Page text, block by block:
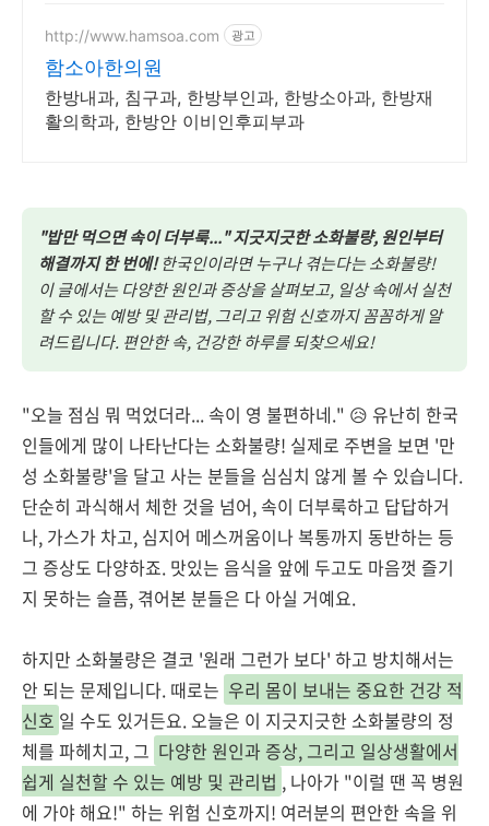
http://www.hamsoa.com 광고
함소아한의원
한방내과, 침구과, 한방부인과, 한방소아과, 한방재
활의학과, 한방안 이비인후피부과
"밥만 먹으면 속이 더부룩..." 지긋지긋한 소화불량, 원인부터
해결까지 한 번에!한국인이라면 누구나 겪는다는 소화불량!
이 글에서는 다양한 원인과 증상을 살펴보고, 일상 속에서 실천
할 수 있는 예방 및 관리법, 그리고 위험 신호까지 꼼꼼하게 알
려드립니다. 편안한 속, 건강한 하루를 되찾으세요!
"오늘 점심 뭐 먹었더라... 속이 영 불편하네." 😥 유난히 한국
인들에게 많이 나타난다는 소화불량! 실제로 주변을 보면 '만
성 소화불량'을 달고 사는 분들을 심심치 않게 볼 수 있습니다.
단순히 과식해서 체한 것을 넘어, 속이 더부룩하고 답답하거
나, 가스가 차고, 심지어 메스꺼움이나 복통까지 동반하는 등
그 증상도 다양하죠. 맛있는 음식을 앞에 두고도 마음껏 즐기
지 못하는 슬픔, 겪어본 분들은 다 아실 거예요.
하지만 소화불량은 결코 '원래 그런가 보다' 하고 방치해서는
안 되는 문제입니다. 때로는 우리 몸이 보내는 중요한 건강 적
신호 일 수도 있거든요. 오늘은 이 지긋지긋한 소화불량의 정
체를 파헤치고, 그 다양한 원인과 증상, 그리고 일상생활에서
쉽게 실천할 수 있는 예방 및 관리법 , 나아가 "이럴 땐 꼭 병원
에 가야 해요!" 하는 위험 신호까지! 여러분의 편안한 속을 위